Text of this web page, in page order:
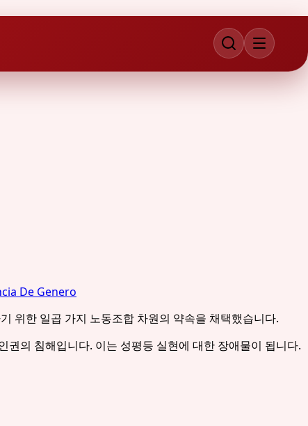
De Genero
위한 일곱 가지 노동조합 차원의 약속을 채택했습니다.
의 침해입니다. 이는 성평등 실현에 대한 장애물이 됩니다.